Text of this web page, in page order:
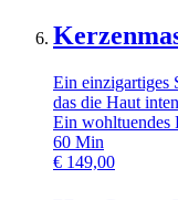
Ein einzigartiges
das die Haut
Ein wohltuendes
60 Min
€ 149,00